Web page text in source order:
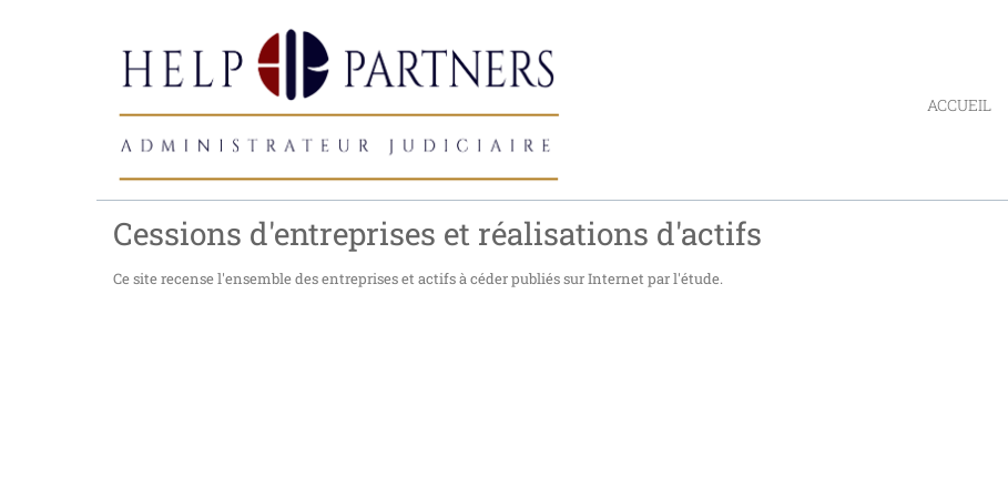
ACCUEIL
Cessions d'entreprises et réalisations d'actifs
Ce site recense l'ensemble des entreprises et actifs à céder publiés sur Internet par l'étude.